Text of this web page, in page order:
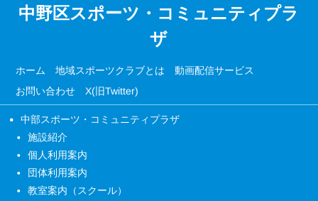
中野区スポーツ・コミュニティプラ
ザ
ホーム 地域スポーツクラブとは 動画配信サービス
お問い合わせ X(旧Twitter)
中部スポーツ・コミュニティプラザ
施設紹介
個人利用案内
団体利用案内
教室案内（スクール）